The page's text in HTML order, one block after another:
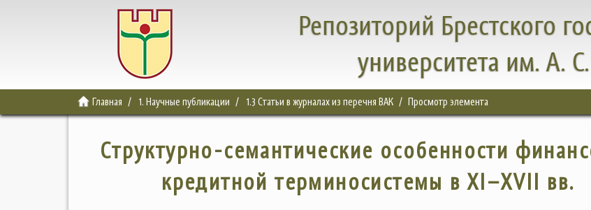
Репозиторий Брестского
университета им. А.
Главная 1. Научные публикации 1.3 Статьи в журналах из перечня ВАК Просмотр элемента
Структурно-семантические особенности
кредитной терминосистемы в XI–XVII вв.